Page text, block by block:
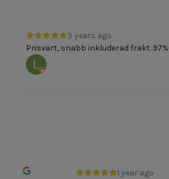
3 years ago
Prisvärt, snabb inkluderad frakt. 97%-
Lars Skoglund
1 year ago